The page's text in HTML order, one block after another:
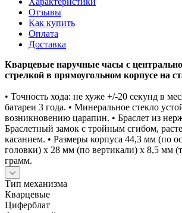
Отзывы
Как купить
Оплата
Доставка
Кварцевые наручные часы с
стрелкой в прямоугольном корпусе на
• Точность хода: не хуже +/-20 секунд в
батареи 3 года. • Минеральное стекло
возникновению царапин. • Браслет из
Браслетный замок с тройным сгибом,
касанием. • Размеры корпуса 44,3 мм (по
головки) х 28 мм (по вертикали) х 8,5 мм
грамм.
Тип механизма
Кварцевые
Циферблат